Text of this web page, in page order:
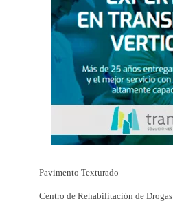
Pavimento Texturado
Centro de Rehabilitación de Drogas